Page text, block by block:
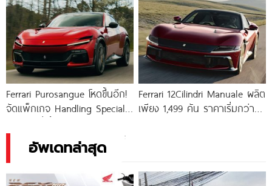
3.0
Ferrari Purosangue โหดขึ้นอีก!
จัดแพ็กเกจ Handling Speciale
เดิม เพิ่มความคมทุกโค้ง
Ferrari 12Cilindri Manuale ผลิต
เพียง 1,499 คัน ราคาเริ่มกว่า
อัพเดทล่าสุด